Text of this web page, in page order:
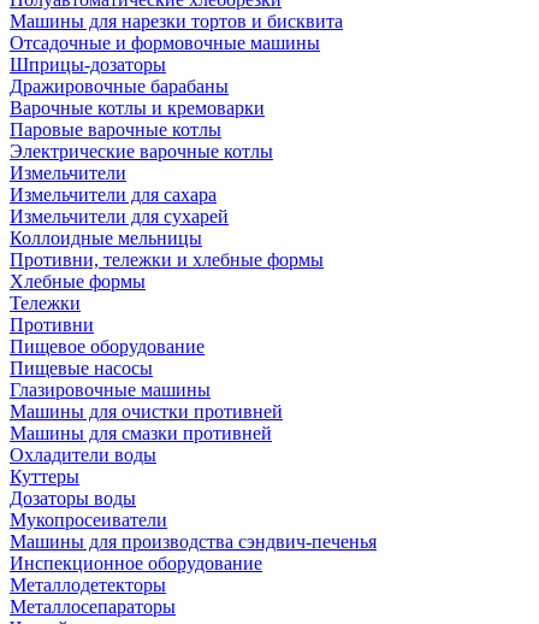
Машины для нарезки тортов и бисквита
Отсадочные и формовочные машины
Шприцы-дозаторы
Дражировочные барабаны
Варочные котлы и кремоварки
Паровые варочные котлы
Электрические варочные котлы
Измельчители
Измельчители для сахара
Измельчители для сухарей
Коллоидные мельницы
Противни, тележки и хлебные формы
Хлебные формы
Тележки
Противни
Пищевое оборудование
Пищевые насосы
Глазировочные машины
Машины для очистки противней
Машины для смазки противней
Охладители воды
Куттеры
Дозаторы воды
Мукопросеиватели
Машины для производства сэндвич-печенья
Инспекционное оборудование
Металлодетекторы
Металлосепараторы